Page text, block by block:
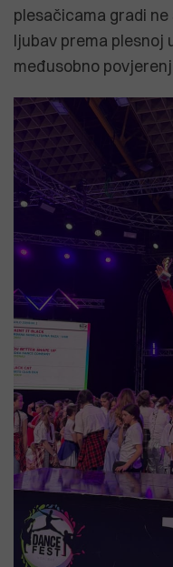
plesačicama gradi
ljubav prema plesnoj
međusobno